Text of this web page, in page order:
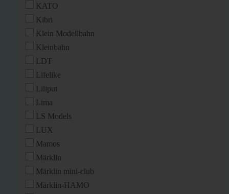
KATO
Kibri
Klein Modellbahn
Kleinbahn
LDT
Lifelike
Liliput
Lima
LS Models
LUX
Mamos
Märklin
Märklin mini-club
Märklin-HAMO